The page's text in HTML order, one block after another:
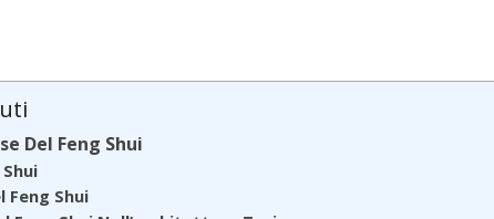
Del Feng Shui
Feng Shui